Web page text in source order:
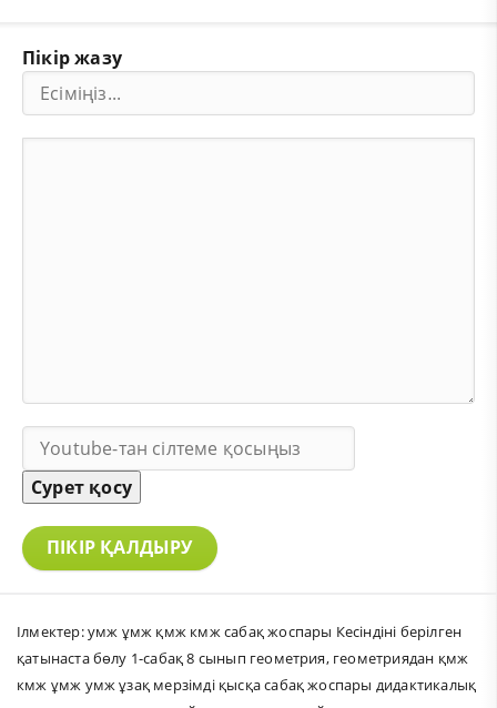
Пікір жазу
Сурет қосу
ПІКІР ҚАЛДЫРУ
Ілмектер:умж ұмж қмж кмж сабақ жоспары Кесіндіні берілген
қатынаста бөлу 1-сабақ 8 сынып геометрия, геометриядан қмж
кмж ұмж умж ұзақ мерзімді қысқа сабақ жоспары дидактикалық